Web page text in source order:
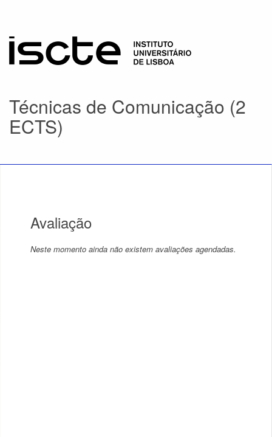
Técnicas de Comunicação (2
ECTS)
Avaliação
Neste momento ainda não existem avaliações agendadas.